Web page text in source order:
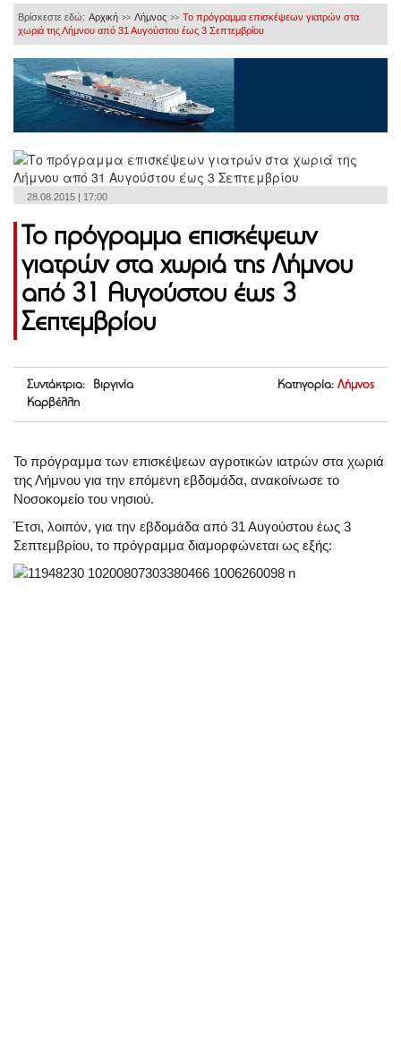
Βρίσκεστε εδώ: Αρχική >> Λήμνος >> Το πρόγραμμα επισκέψεων γιατρών στα
χωριά της Λήμνου από 31 Αυγούστου έως 3 Σεπτεμβρίου
28.08.2015 | 17:00
Το πρόγραμμα επισκέψεων
γιατρών στα χωριά της Λήμνου
από 31 Αυγούστου έως 3
Σεπτεμβρίου
Συντάκτρια: Βιργινία
Καρβέλλη
Κατηγορία: Λήμνος
Το πρόγραμμα των επισκέψεων αγροτικών ιατρών στα χωριά
της Λήμνου για την επόμενη εβδομάδα, ανακοίνωσε το
Νοσοκομείο του νησιού.
Έτσι, λοιπόν, για την εβδομάδα από 31 Αυγούστου έως 3
Σεπτεμβρίου, το πρόγραμμα διαμορφώνεται ως εξής: